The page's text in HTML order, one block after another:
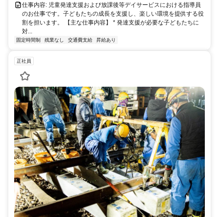
仕事内容: 児童発達支援および放課後等デイサービスにおける指導員
のお仕事です。子どもたちの成長を支援し、楽しい環境を提供する役
割を担います。 【主な仕事内容】 * 発達支援が必要な子どもたちに
対...
固定時間制 残業なし 交通費支給 昇給あり
正社員